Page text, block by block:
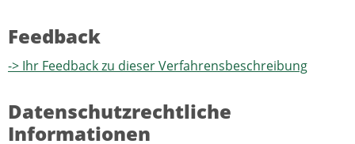
Feedback
-> Ihr Feedback zu dieser Verfahrensbeschreibung
Datenschutzrechtliche
Informationen